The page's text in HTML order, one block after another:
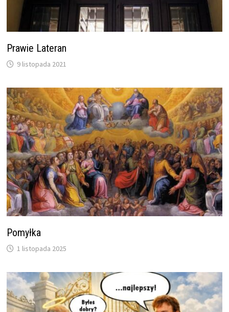
Prawie Lateran
9 listopada 2021
Pomyłka
1 listopada 2025